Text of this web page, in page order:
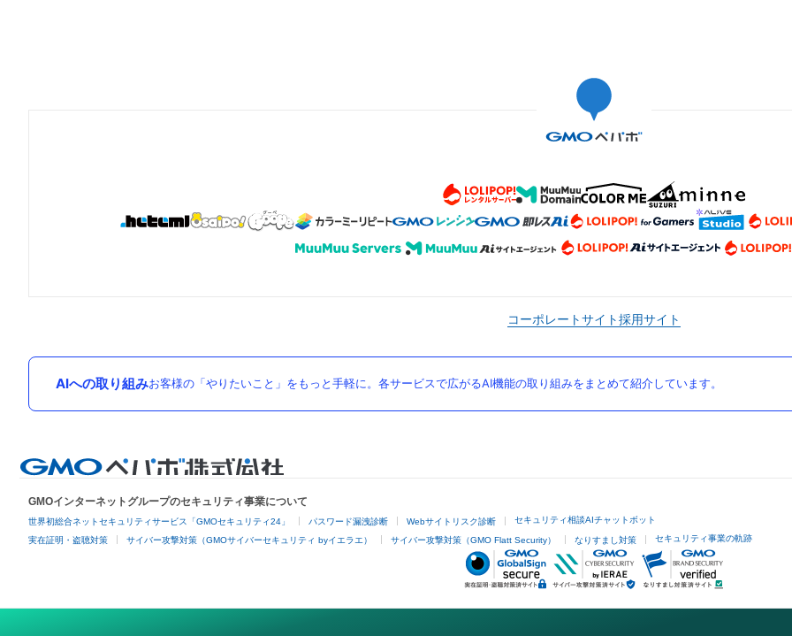
コーポレートサイト採用サイト
AIへの取り組みお客様の「やりたいこと」をもっと手軽に。各サービスで広がるAI機能の取り組みをまとめて紹介しています。
GMOインターネットグループのセキュリティ事業について
世界初総合ネットセキュリティサービス「GMOセキュリティ24」 パスワード漏洩診断 Webサイトリスク診断 セキュリティ相談AIチャットボット
実在証明・盗聴対策 サイバー攻撃対策（GMOサイバーセキュリティ byイエラエ） サイバー攻撃対策（GMO Flatt Security） なりすまし対策 セキュリティ事業の軌跡